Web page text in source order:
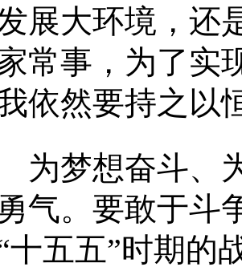
展大环境，还
常事，为了实
依然要持之以
梦想奋斗、为
气。要敢于斗
十五五”时期的